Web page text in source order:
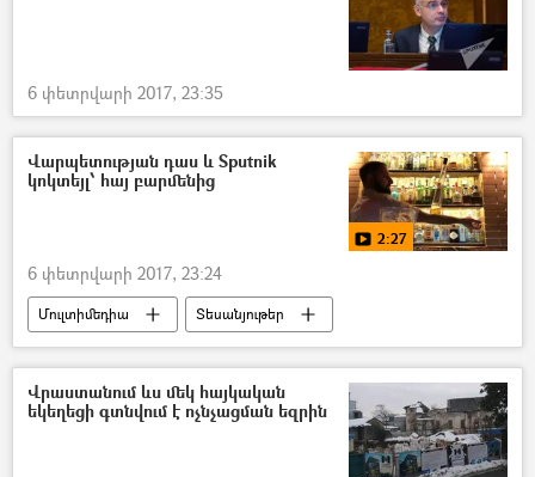
6 փետրվարի 2017, 23:35
Վարպետության դաս և Sputnik
կոկտեյլ՝ հայ բարմենից
2:27
6 փետրվարի 2017, 23:24
Մուլտիմեդիա Տեսանյութեր
Վրաստանում ևս մեկ հայկական
եկեղեցի գտնվում է ոչնչացման եզրին